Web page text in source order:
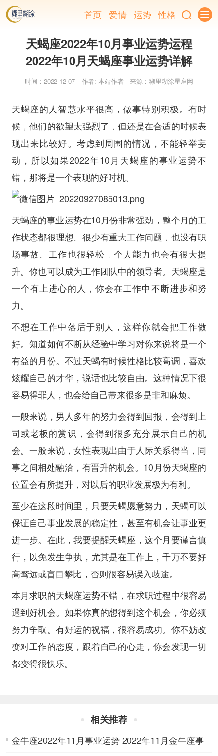
首页 爱情 运势 性格
天蝎座2022年10月事业运势运程
2022年10月天蝎座事业运势详解
时间：2022-12-07 作者: 本站作者 来源：糊里糊涂星座网
天蝎座的人智慧水平很高，做事特别积极。有时
候，他们的欲望太强烈了，但还是在合适的时候表
现出来比较好。考虑到周围的情况，不能轻举妄
动，所以如果2022年10月天蝎座的事业运势不
错，那将是一个表现的好时机。
天蝎座的事业运势在10月份非常强劲，整个月的工
作状态都很理想。很少有重大工作问题，也没有职
场事故。工作也很轻松，个人能力也会有很大提
升。你也可以成为工作团队中的领导者。天蝎座是
一个有上进心的人，你会在工作中不断进步和努
力。
不想在工作中落后于别人，这样你就会把工作做
好。知道如何不断从经验中学习对你来说将是一个
有益的月份。不过天蝎有时候性格比较高调，喜欢
炫耀自己的才华，说话也比较自由。这种情况下很
容易得罪人，也会给自己带来很多是非和麻烦。
一般来说，男人多年的努力会得到回报，会得到上
司或老板的赏识，会得到很多充分展示自己的机
会。一般来说，女性表现出由于人际关系得当，同
事之间相处融洽，有晋升的机会。10月份天蝎座的
位置会有所提升，对以后的职业发展极为有利。
至少在这段时间里，只要天蝎愿意努力，天蝎可以
保证自己事业发展的稳定性，甚至有机会让事业更
进一步。在此，我要提醒天蝎座，这个月要谨言慎
行，以免发生争执，尤其是在工作上，千万不要好
高骛远或盲目攀比，否则很容易误入歧途。
本月求职的天蝎座运势不错，在求职过程中很容易
遇到好机会。如果你真的想得到这个机会，你必须
努力争取。有好运的祝福，很容易成功。你不妨改
变对工作的态度，跟着自己的心走，你会发现一切
都变得很快乐。
相关推荐
金牛座2022年11月事业运势 2022年11月金牛座事